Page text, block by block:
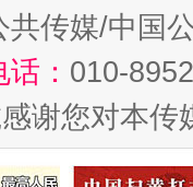
共传媒/中国
： 010-
谢您对本